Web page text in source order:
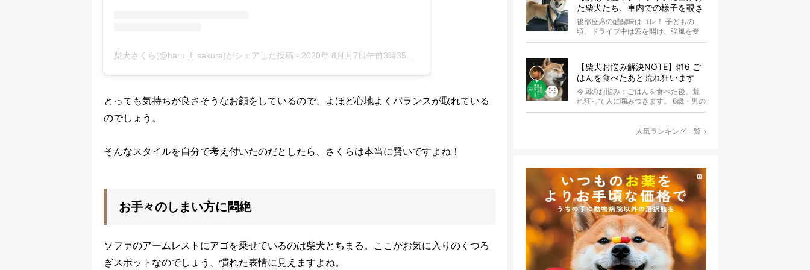
柴犬さくら(@haru_f_sakura)がシェアした投稿 - 2020年 8月月7日午前3時35分PDT
とっても気持ちが良さそうなお顔をしているので、よほど心地よくバランスが取れている
のでしょう。
そんなスタイルを自分で考え付いたのだとしたら、さくらは本当に賢いですよね！
お手々のしまい方に悶絶
ソファのアームレストにアゴを乗せているのは柴犬とちまる。ここがお気に入りのくつろ
ぎスポットなのでしょう、慣れた表情に見えますよね。
た柴犬たち、車内での様子を覗き
見しちゃう
後部座席の醍醐味はコレ！ 子どもの
頃、ドライブ中は窓を開け、強風を受
けて楽しんでいませんでしたか？ あ
【柴犬お悩み解決NOTE】♯16 ご
はんを食べたあと荒れ狂います
【ドッグトレーナー・小野洋平が
ズバリ回答】
今回のお悩み：ごはんを食べた後、荒
れ狂って人に噛みつきます。 6歳・男の
コ ごはんを食べた後、犬が変わった様
人気ランキング一覧